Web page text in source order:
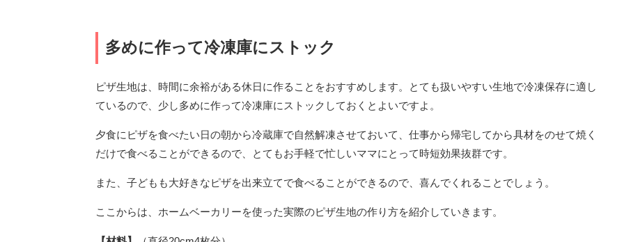
多めに作って冷凍庫にストック
ピザ生地は、時間に余裕がある休日に作ることをおすすめします。とても扱いやすい生地で冷凍保存に適し
ているので、少し多めに作って冷凍庫にストックしておくとよいですよ。
夕食にピザを食べたい日の朝から冷蔵庫で自然解凍させておいて、仕事から帰宅してから具材をのせて焼く
だけで食べることができるので、とてもお手軽で忙しいママにとって時短効果抜群です。
また、子どもも大好きなピザを出来立てで食べることができるので、喜んでくれることでしょう。
ここからは、ホームベーカリーを使った実際のピザ生地の作り方を紹介していきます。